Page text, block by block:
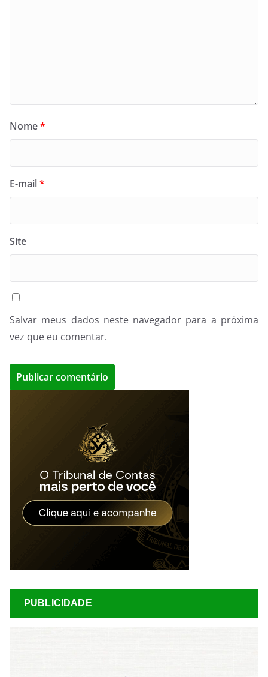
Nome*
E-mail*
Site
Salvar meus dados neste navegador para a próxima
vez que eu comentar.
PUBLICIDADE